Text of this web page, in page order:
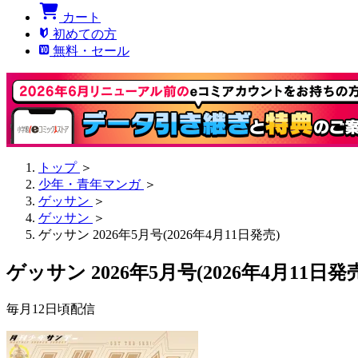
カート
初めての方
無料・セール
トップ ＞
少年・青年マンガ ＞
ゲッサン ＞
ゲッサン ＞
ゲッサン 2026年5月号(2026年4月11日発売)
ゲッサン 2026年5月号(2026年4月11日発
毎月12日頃配信